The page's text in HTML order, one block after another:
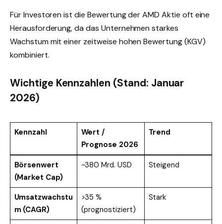
Für Investoren ist die Bewertung der AMD Aktie oft eine
Herausforderung, da das Unternehmen starkes
Wachstum mit einer zeitweise hohen Bewertung (KGV)
kombiniert.
Wichtige Kennzahlen (Stand: Januar
2026)
Kennzahl
Wert /
Prognose 2026
Trend
Börsenwert
(Market Cap)
~380 Mrd. USD Steigend
Umsatzwachstu
m (CAGR)
>35 %
(prognostiziert)
Stark